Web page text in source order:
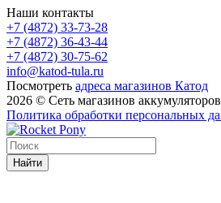
Наши контакты
+7 (4872) 33-73-28
+7 (4872) 36-43-44
+7 (4872) 30-75-62
info@katod-tula.ru
Посмотреть адреса магазинов Катод
2026 © Сеть магазинов
Политика обработки персональных
Найти